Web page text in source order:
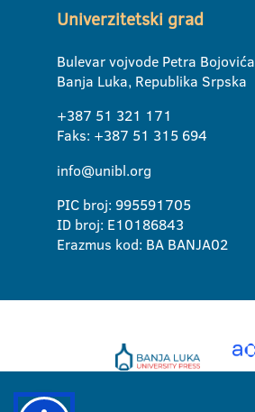
Univerzitetski grad
Bulevar vojvode Petra Bojovića
Banja Luka, Republika Srpska
+387 51 321 171
Faks: +387 51 315 694
info@unibl.org
PIC broj: 995591705
ID broj: E10186843
Erazmus kod: BA BANJA02